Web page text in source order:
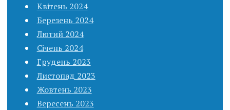
Квітень 2024
Березень 2024
Лютий 2024
Січень 2024
Грудень 2023
Листопад 2023
Жовтень 2023
Вересень 2023